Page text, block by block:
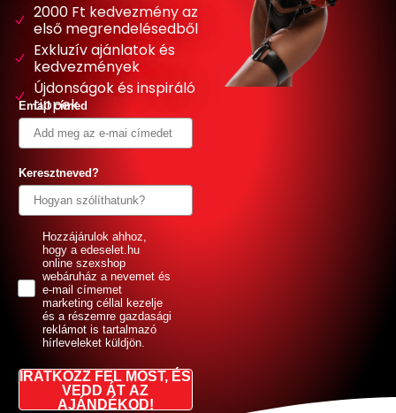
2000 Ft kedvezmény az
első megrendelésedből
Exkluzív ajánlatok és
kedvezmények
Újdonságok és inspiráló
tippek
Email címed
Keresztneved?
GDPRHozzájárulok ahhoz,
hogy a edeselet.hu
online szexshop
webáruház a nevemet és
e-mail címemet
marketing céllal kezelje
és a részemre gazdasági
reklámot is tartalmazó
hírleveleket küldjön.
IRATKOZZ FEL MOST, ÉS
VEDD ÁT AZ
AJÁNDÉKOD!